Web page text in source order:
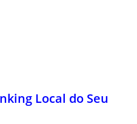
Local do Seu